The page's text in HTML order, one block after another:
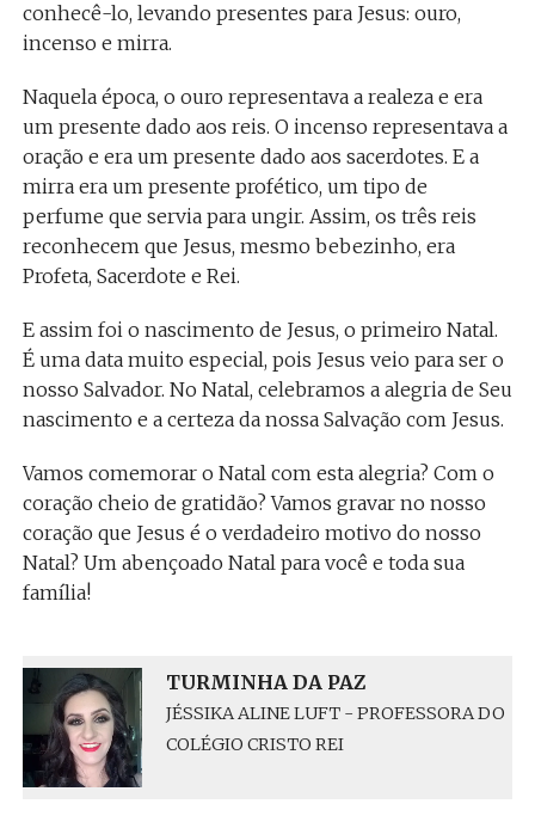
conhecê-lo, levando presentes para Jesus: ouro,
incenso e mirra.
Naquela época, o ouro representava a realeza e era
um presente dado aos reis. O incenso representava a
oração e era um presente dado aos sacerdotes. E a
mirra era um presente profético, um tipo de
perfume que servia para ungir. Assim, os três reis
reconhecem que Jesus, mesmo bebezinho, era
Profeta, Sacerdote e Rei.
E assim foi o nascimento de Jesus, o primeiro Natal.
É uma data muito especial, pois Jesus veio para ser o
nosso Salvador. No Natal, celebramos a alegria de Seu
nascimento e a certeza da nossa Salvação com Jesus.
Vamos comemorar o Natal com esta alegria? Com o
coração cheio de gratidão? Vamos gravar no nosso
coração que Jesus é o verdadeiro motivo do nosso
Natal? Um abençoado Natal para você e toda sua
família!
TURMINHA DA PAZ
JÉSSIKA ALINE LUFT - PROFESSORA DO
COLÉGIO CRISTO REI